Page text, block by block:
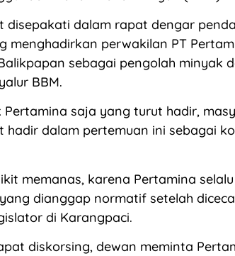
disepakati dalam rapat dengar
menghadirkan perwakilan PT
sebagai pengolah minyak
BBM.
Pertamina saja yang turut hadir,
hadir dalam pertemuan ini sebagai
memanas, karena Pertamina
dianggap normatif setelah
di Karangpaci.
diskorsing, dewan meminta